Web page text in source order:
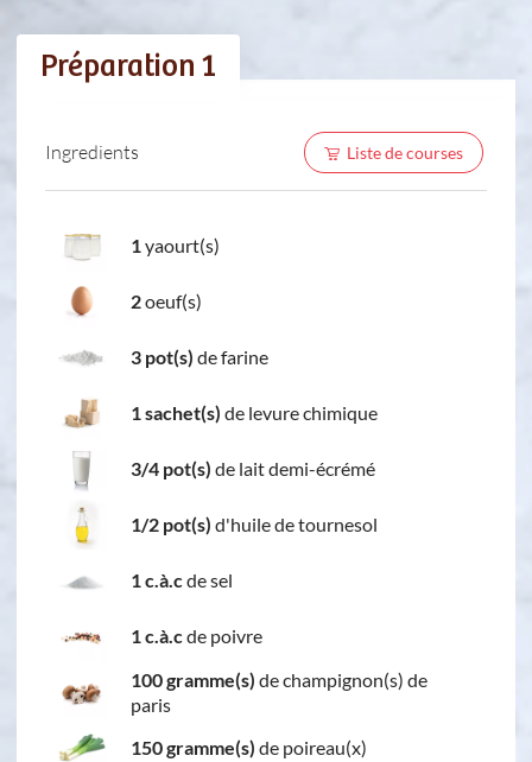
Préparation 1
Ingredients Liste de courses
1yaourt(s)
2oeuf(s)
3 pot(s) de farine
1 sachet(s) de levure chimique
3/4 pot(s) de lait demi-écrémé
1/2 pot(s) d'huile de tournesol
1 c.à.cde sel
1 c.à.cde poivre
100 gramme(s) de champignon(s) de
paris
150 gramme(s) de poireau(x)